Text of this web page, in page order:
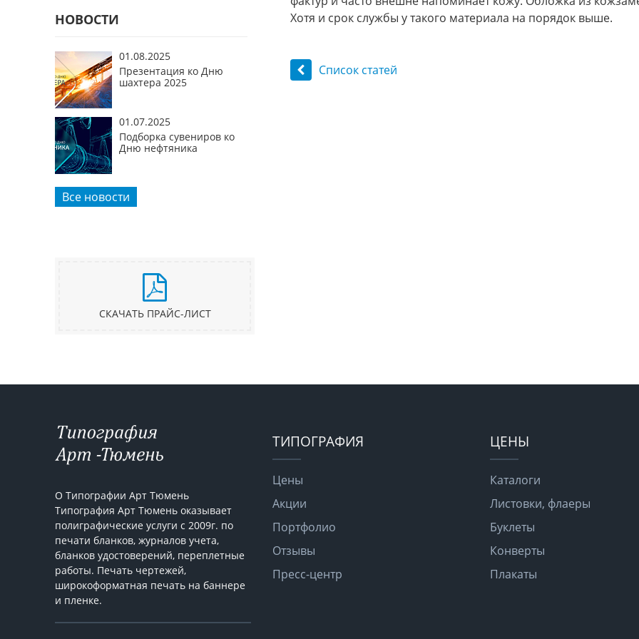
НОВОСТИ
01.08.2025
Презентация ко Дню
шахтера 2025
01.07.2025
Подборка сувениров ко
Дню нефтяника
Все новости
СКАЧАТЬ ПРАЙС-ЛИСТ
Хотя и срок службы у такого материала на порядок выше.
Список статей
О Типографии Арт Тюмень
Типография Арт Тюмень оказывает
полиграфические услуги с 2009г. по
печати бланков, журналов учета,
бланков удостоверений, переплетные
работы. Печать чертежей,
широкоформатная печать на баннере
и пленке.
ТИПОГРАФИЯ
Цены
Акции
Портфолио
Отзывы
Пресс-центр
ЦЕНЫ
Каталоги
Листовки, флаеры
Буклеты
Конверты
Плакаты